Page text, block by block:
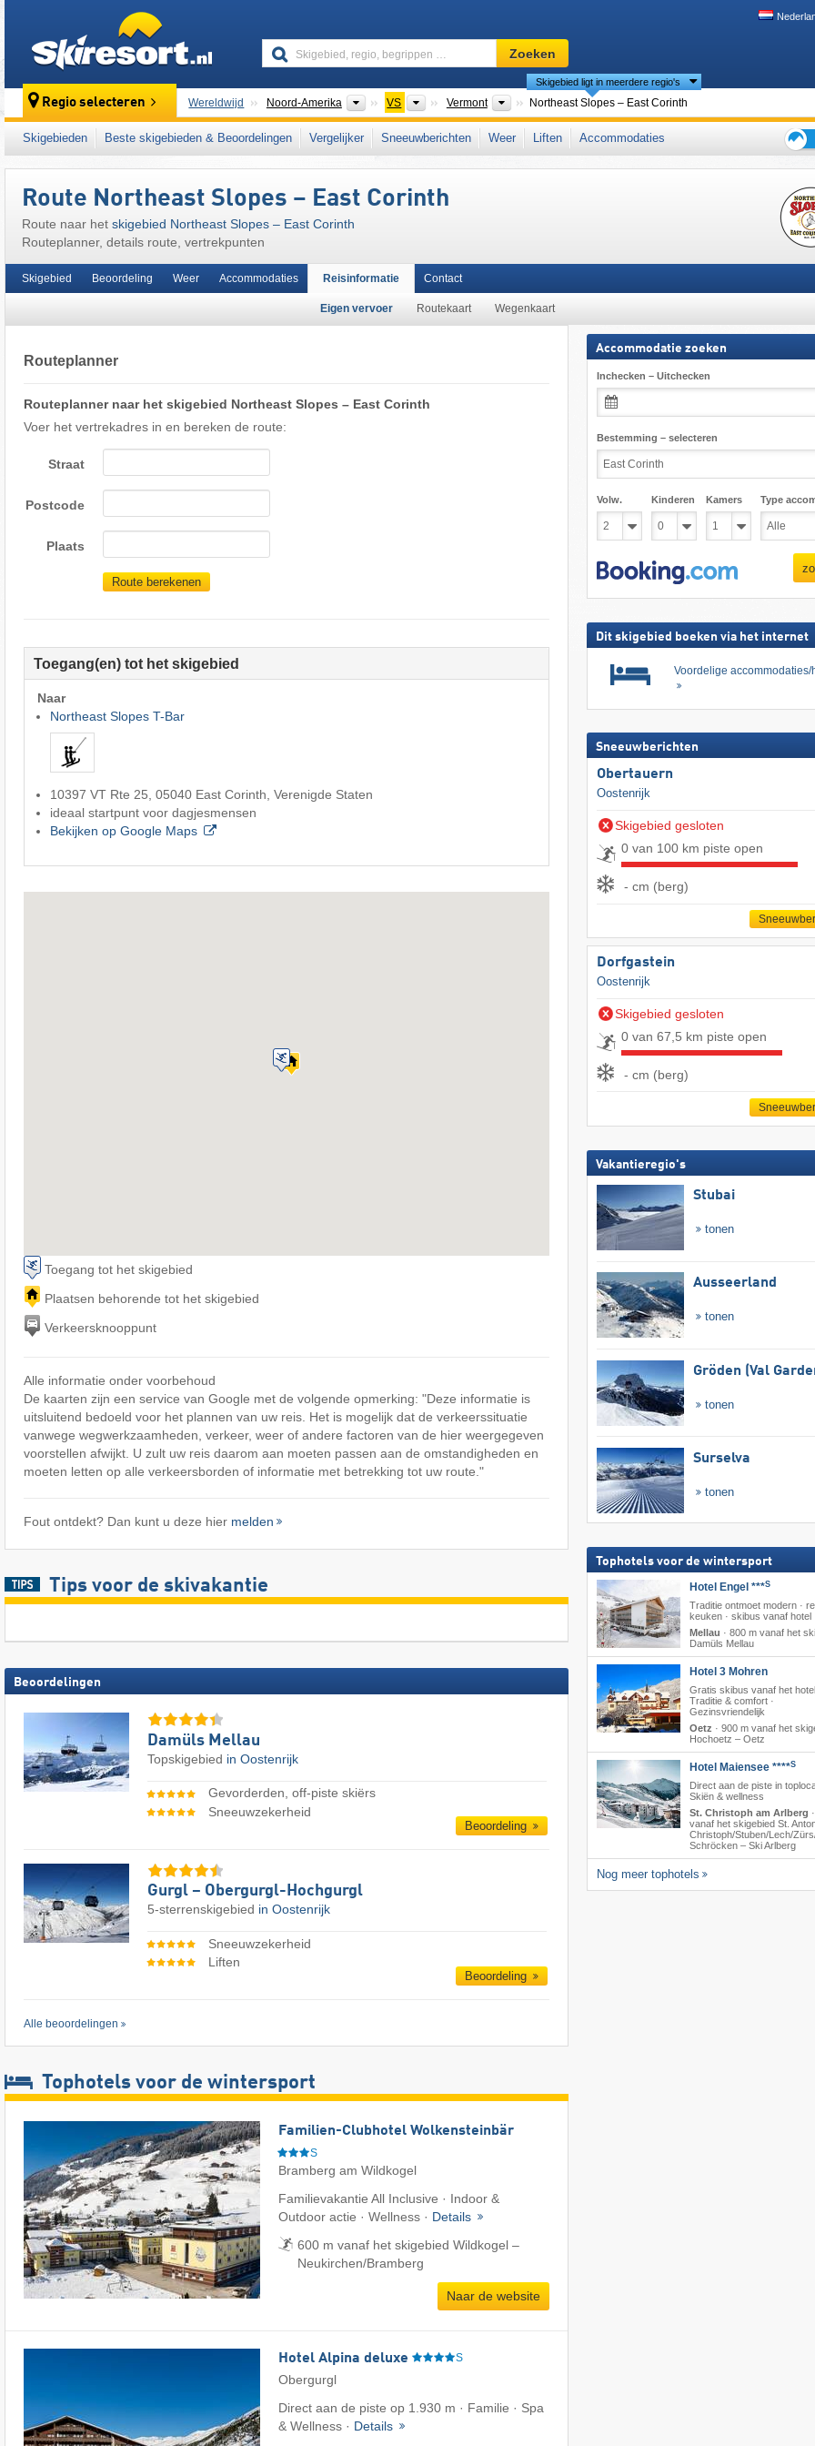
Skigebied,
regio,
begrippen
…
Zoeken
Regio selecteren Wereldwijd Noord-Amerika Continenten
VS LandenVermont Deelstaten
Skigebied ligt in meerdere regio's
Northeast Slopes – East Corinth
Dit skigebied ligt ook in: Green Mountains New England noordelijke Appalachen Northeastern United States Appalachen,
Eastern United States
Skigebieden Beste skigebieden & Beoordelingen Vergelijker Sneeuwberichten Weer Liften
Accommodaties
de
Route Northeast Slopes – East Corinth
Route naar het skigebied Northeast Slopes – East Corinth
Routeplanner, details route, vertrekpunten
Skigebied Beoordeling Weer Accommodaties Reisinformatie
Eigen vervoer Routekaart Wegenkaart
Contact
Routeplanner
Routeplanner naar het skigebied Northeast Slopes – East Corinth
Voer het vertrekadres in en bereken de route:
Straat
Postcode
Plaats
Route berekenen
Toegang(en) tot het skigebied
Naar
Northeast Slopes T-Bar
10397 VT Rte 25, 05040 East Corinth, Verenigde Staten
ideaal startpunt voor dagjesmensen
Bekijken op Google Maps
Toegang tot het skigebied
Plaatsen behorende tot het skigebied
Verkeersknooppunt
Alle informatie onder voorbehoud
De kaarten zijn een service van Google met de volgende opmerking: "Deze informatie is
uitsluitend bedoeld voor het plannen van uw reis. Het is mogelijk dat de verkeerssituatie
vanwege wegwerkzaamheden, verkeer, weer of andere factoren van de hier weergegeven
voorstellen afwijkt. U zult uw reis daarom aan moeten passen aan de omstandigheden en
moeten letten op alle verkeersborden of informatie met betrekking tot uw route."
Fout ontdekt? Dan kunt u deze hier melden
Tips voor de skivakantie
Beoordelingen
Damüls Mellau
Topskigebied in Oostenrijk
Gevorderden, off-piste skiërs
Sneeuwzekerheid
Beoordeling
Gurgl – Obergurgl-Hochgurgl
5-sterrenskigebied in Oostenrijk
Sneeuwzekerheid
Liften
Beoordeling
Alle beoordelingen
Tophotels voor de wintersport
Familien-Clubhotel Wolkensteinbär
S
Bramberg am Wildkogel
Familievakantie All Inclusive · Indoor &
Outdoor actie · Wellness · Details
600 m vanaf het skigebied Wildkogel –
Neukirchen/​Bramberg
Naar de website
Hotel Alpina deluxe S
Obergurgl
Direct aan de piste op 1.930 m · Familie · Spa
& Wellness · Details
Accommodatie zoeken
Inchecken – Uitchecken
Bestemming – selecteren
Volw. Kinderen Kamers Type
Dit skigebied boeken via het internet
Voordelige accommodaties/
Sneeuwberichten
Obertauern
Oostenrijk
Skigebied gesloten
0 van 100 km piste open
- cm (berg)
Dorfgastein
Oostenrijk
Skigebied gesloten
0 van 67,5 km piste open
- cm (berg)
Vakantieregio's
Stubai
tonen
Ausseerland
tonen
Gröden (Val
tonen
Surselva
tonen
Tophotels voor de wintersport
Hotel Engel ***S
Traditie ontmoet modern ·
keuken · skibus vanaf hotel
Mellau · 800 m vanaf het
Damüls Mellau
Hotel 3 Mohren
Gratis skibus vanaf het hotel
Traditie & comfort ·
Gezinsvriendelijk
Oetz · 900 m vanaf het
Hochoetz – Oetz
Hotel Maiensee ****S
Direct aan de piste in
Skiën & wellness
St. Christoph am Arlberg ·
vanaf het skigebied St.
Christoph/​Stuben/​Lech/​
Schröcken – Ski Arlberg
Nog meer tophotels